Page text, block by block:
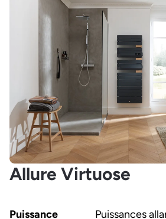
Allure Virtuose
Puissance
Puissances